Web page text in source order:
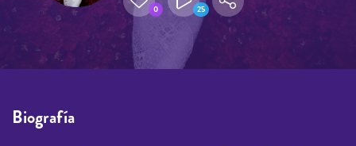
0 25
Biografía